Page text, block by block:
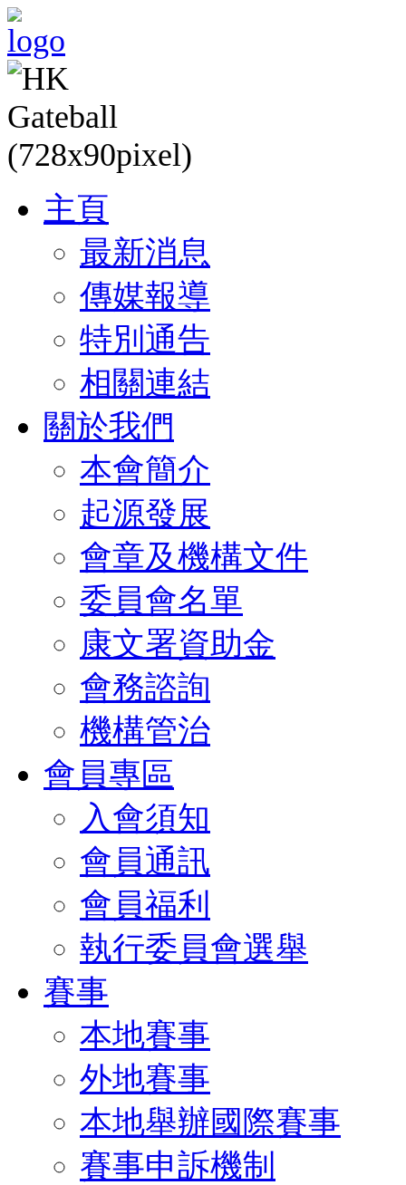
主頁
最新消息
傳媒報導
特別通告
相關連結
關於我們
本會簡介
起源發展
會章及機構文件
委員會名單
康文署資助金
會務諮詢
機構管治
會員專區
入會須知
會員通訊
會員福利
執行委員會選舉
賽事
本地賽事
外地賽事
本地舉辦國際賽事
賽事申訴機制